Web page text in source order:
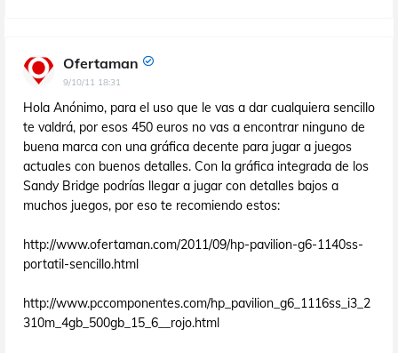
Ofertaman
9/10/11 18:31
Hola Anónimo, para el uso que le vas a dar cualquiera sencillo
te valdrá, por esos 450 euros no vas a encontrar ninguno de
buena marca con una gráfica decente para jugar a juegos
actuales con buenos detalles. Con la gráfica integrada de los
Sandy Bridge podrías llegar a jugar con detalles bajos a
muchos juegos, por eso te recomiendo estos:
http://www.ofertaman.com/2011/09/hp-pavilion-g6-1140ss-
portatil-sencillo.html
http://www.pccomponentes.com/hp_pavilion_g6_1116ss_i3_2
310m_4gb_500gb_15_6__rojo.html